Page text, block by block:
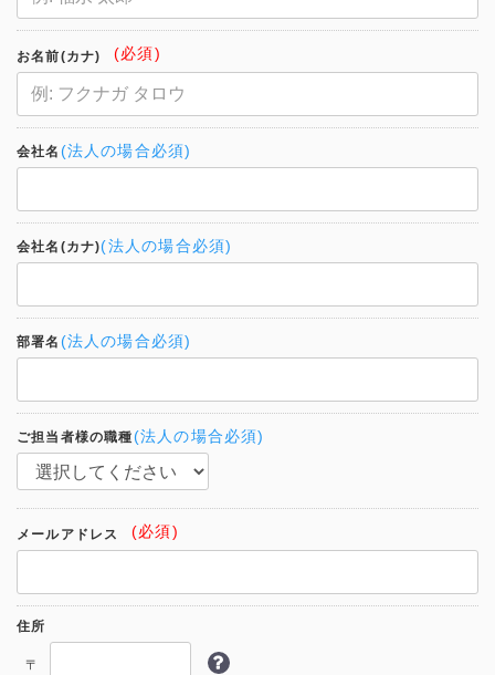
お名前(カナ) (必須)
会社名 (法人の場合必須)
会社名(カナ)(法人の場合必須)
部署名 (法人の場合必須)
ご担当者様の職種(法人の場合必須)
メールアドレス (必須)
住所
〒